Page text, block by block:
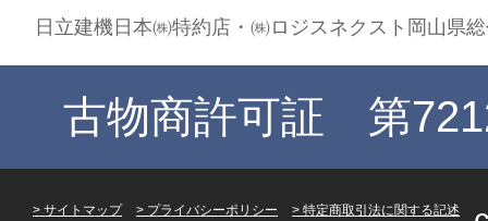
日立建機日本㈱特約店・㈱ロジスネクスト岡山県
古物商許可証 第
サイトマップ プライバシーポリシー 特定商取引法に関する記述